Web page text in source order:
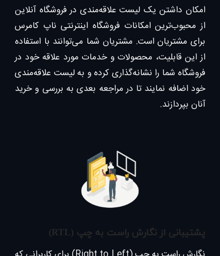
امکان داشتن یک لیست علاقه‌مندی در فروشگاه آنلاین
از محبوب‌ترین امکانات فروشگاه اینترنتی ناپ کامرس
برای مشتریان است. مشتریان شما می‌توانند با استفاده
از این قابلیت، محصولات و خدمات مورد علاقه خود در
فروشگاه شما را نشانه‌گذاری کرده و به لیست علاقه‌مندی
خود اضافه نمایند تا در مراجعه بعدی به بررسی و خرید
آنان بپردازند.
پشتیبانی از نگارش راست به چپ (RTL)